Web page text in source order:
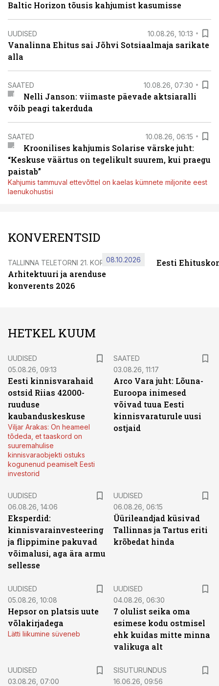
Baltic Horizon tõusis kahjumist kasumisse
UUDISED 10.08.26, 10:13
Vanalinna Ehitus sai Jõhvi Sotsiaalmaja sarikate
alla
SAATED 10.08.26, 07:30
Nelli Janson: viimaste päevade aktsiaralli
võib peagi takerduda
SAATED 10.08.26, 06:15
Kroonilises kahjumis Solarise värske juht:
“Keskuse väärtus on tegelikult suurem, kui praegu
paistab”
Kahjumis tammuval ettevõttel on kaelas kümnete miljonite eest
laenukohustisi
KONVERENTSID
TALLINNA TELETORNI 21. KORRUSEL
Arhitektuuri ja arenduse
konverents 2026
08.10.2026 Eesti
HETKEL KUUM
UUDISED
05.08.26, 09:13
Eesti kinnisvarahaid
ostsid Riias 42000-
ruuduse
kaubanduskeskuse
Viljar Arakas: On heameel
tõdeda, et taaskord on
suuremahulise
kinnisvaraobjekti ostuks
kogunenud peamiselt Eesti
investorid
SAATED
03.08.26, 11:17
Arco Vara juht: Lõuna-
Euroopa inimesed
võivad tuua Eesti
kinnisvaraturule uusi
ostjaid
UUDISED
06.08.26, 14:06
Eksperdid:
kinnisvarainvesteering
ja flippimine pakuvad
võimalusi, aga ära armu
sellesse
UUDISED
06.08.26, 06:15
Üürileandjad küsivad
Tallinnas ja Tartus eriti
krõbedat hinda
UUDISED
05.08.26, 10:08
Hepsor on platsis uute
võlakirjadega
Lätti liikumine süveneb
UUDISED
04.08.26, 06:30
7 olulist seika oma
esimese kodu ostmisel
ehk kuidas mitte minna
valikuga alt
UUDISED
03.08.26, 07:00
SISUTURUNDUS
16.06.26, 09:56